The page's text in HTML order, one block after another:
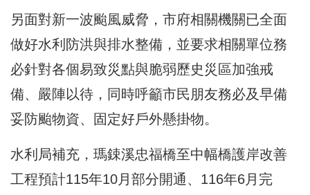
另面對新一波颱風威脅，市府相關機關已全面
做好水利防洪與排水整備，並要求相關單位務
必針對各個易致災點與脆弱歷史災區加強戒
備、嚴陣以待，同時呼籲市民朋友務必及早備
妥防颱物資、固定好戶外懸掛物。
水利局補充，瑪鋉溪忠福橋至中幅橋護岸改善
工程預計115年10月部分開通、116年6月完